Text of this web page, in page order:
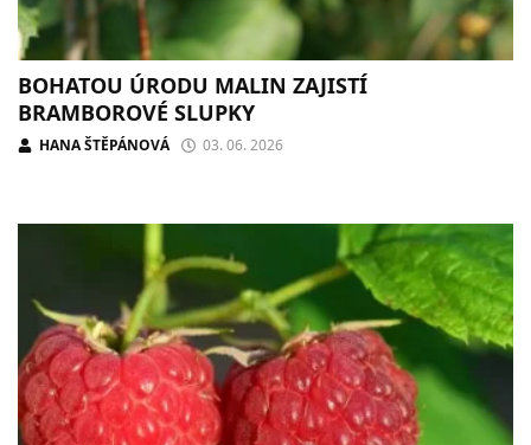
BOHATOU ÚRODU MALIN ZAJISTÍ
BRAMBOROVÉ SLUPKY
HANA ŠTĚPÁNOVÁ 03. 06. 2026